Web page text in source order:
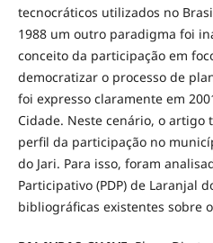
tecnocráticos utilizados no
1988 um outro paradigma foi
conceito da participação em
democratizar o processo de
foi expresso claramente em
Cidade. Neste cenário, o artigo
perfil da participação no
do Jari. Para isso, foram
Participativo (PDP) de Laranjal
bibliográficas existentes sobre